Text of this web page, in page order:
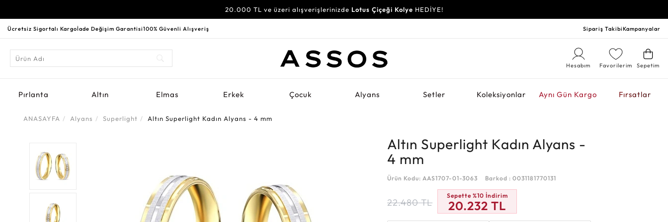
20.000 TL ve üzeri alışverişlerinizde Lotus Çiçeği Kolye HEDİYE!
Ücretsiz Sigortalı Kargoİade Değişim Garantisi100% Güvenli Alışveriş Sipariş TakibiKampanyalar
Sepetim
Favorilerim
Hesabım
Pırlanta Altın Elmas Erkek Çocuk Alyans Setler Koleksiyonlar Aynı Gün Kargo Fırsatlar
ANASAYFA Alyans Superlight Altın Superlight Kadın Alyans - 4 mm
Altın Superlight Kadın Alyans -
4 mm
Ürün Kodu: AAS1707-01-3063 Barkod : 0031181770131
22.480 TL
Sepette %10 İndirim
20.232TL